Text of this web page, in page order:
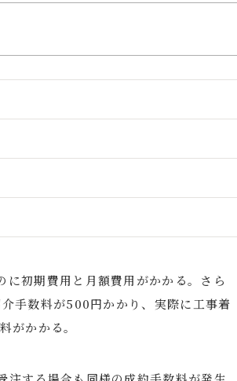
初期費用と月額費用がかかる。さら
手数料が500円かかり、実際に工事着
がかかる。